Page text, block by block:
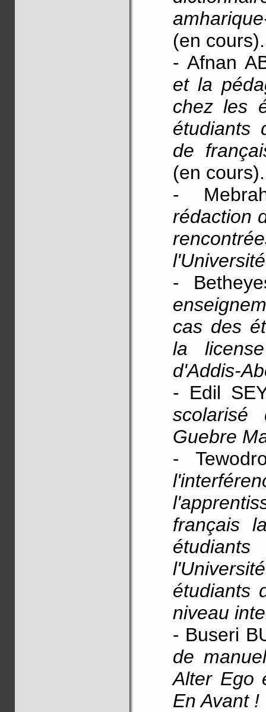
(en cours).
- Afnan
et la
chez les
étudiants
de
(en cours).
-
rédaction
-
cas des
la
d'Addis-
- Edil
scolarisé
Guebre
-
français
étudiants
niveau
- Buseri
de
Alter Ego
En Avant !